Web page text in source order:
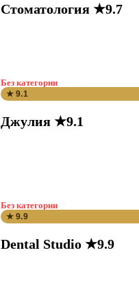
Стоматология ★9.7
Без категории
★ 9.1
Джулия ★9.1
Без категории
★ 9.9
Dental Studio ★9.9